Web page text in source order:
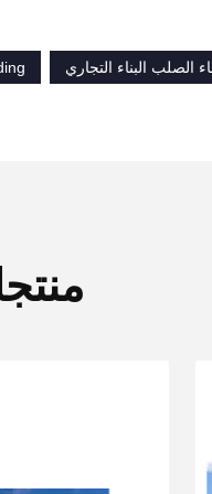
الصلب البناء التجاري